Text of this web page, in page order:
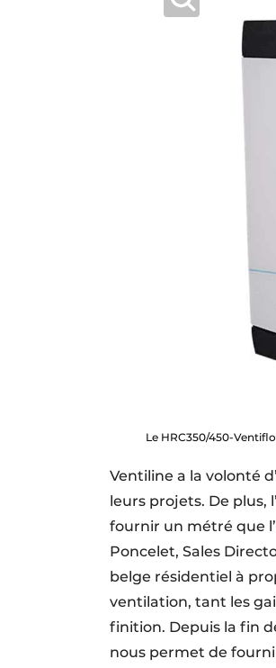
Le HRC350/450-
Ventiline a la volonté
leurs projets. De plus,
fournir un métré que
Poncelet, Sales
belge résidentiel à
ventilation, tant les
finition. Depuis la fin
nous permet de